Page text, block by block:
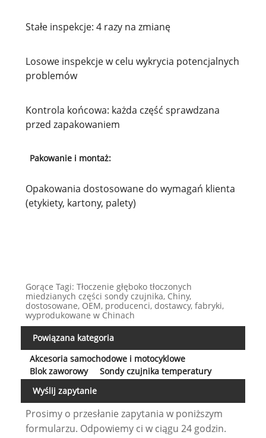
Stałe inspekcje: 4 razy na zmianę
Losowe inspekcje w celu wykrycia potencjalnych
problemów
Kontrola końcowa: każda część sprawdzana
przed zapakowaniem
Pakowanie i montaż:
Opakowania dostosowane do wymagań klienta
(etykiety, kartony, palety)
Gorące Tagi: Tłoczenie głęboko tłoczonych
miedzianych części sondy czujnika, Chiny,
dostosowane, OEM, producenci, dostawcy, fabryki,
wyprodukowane w Chinach
Powiązana kategoria
Akcesoria samochodowe i motocyklowe
Blok zaworowy
Sondy czujnika temperatury
Wyślij zapytanie
Prosimy o przesłanie zapytania w poniższym
formularzu. Odpowiemy ci w ciągu 24 godzin.